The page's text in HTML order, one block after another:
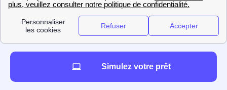
Simulez votre prêt